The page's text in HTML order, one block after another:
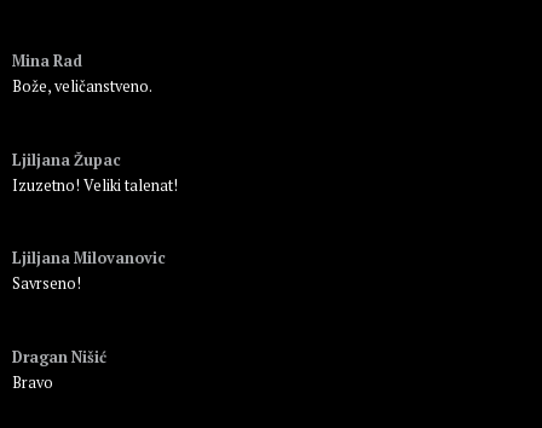
Mina Rad
Bože, veličanstveno.
Ljiljana Župac
Izuzetno! Veliki talenat!
Ljiljana Milovanovic
Savrseno!
Dragan Nišić
Bravo